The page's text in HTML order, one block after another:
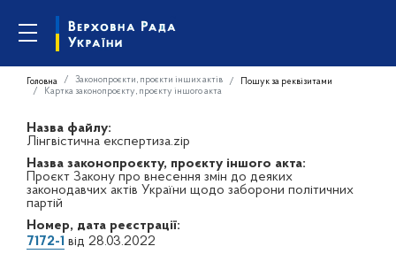
Головна Законопроєкти, проєкти інших актів
Пошук за реквізитами
Картка законопроєкту, проєкту іншого акта
Назва файлу:
Лінгвістична експертиза.zip
Назва законопроєкту, проєкту іншого акта:
Проєкт Закону про внесення змін до деяких
законодавчих актів України щодо заборони політичних
партій
Номер, дата реєстрації:
7172-1 від 28.03.2022